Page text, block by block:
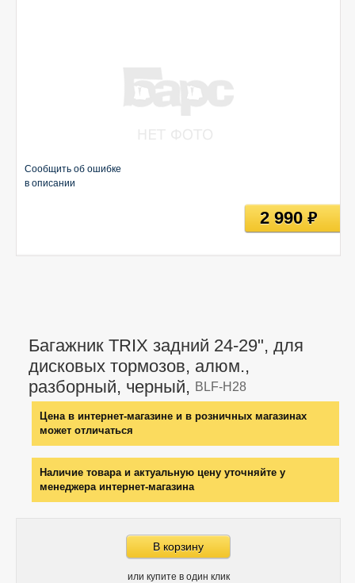
Багажник TRIX задний 24-29", для
дисковых тормозов, алюм.,
разборный, черный, BLF-H28
Цена в интернет-магазине и в розничных магазинах
может отличаться
Наличие товара и актуальную цену уточняйте у
менеджера интернет-магазина
В корзину
или купите в один клик
Сообщить об ошибке
в описании
2 990руб